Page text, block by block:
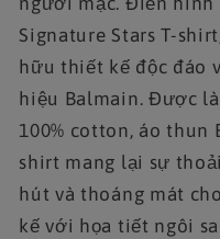
Signature Stars T-
hữu thiết kế độc đáo
hiệu Balmain. Được
100% cotton, áo thun
shirt mang lại sự
hút và thoáng mát
kế với họa tiết ngôi